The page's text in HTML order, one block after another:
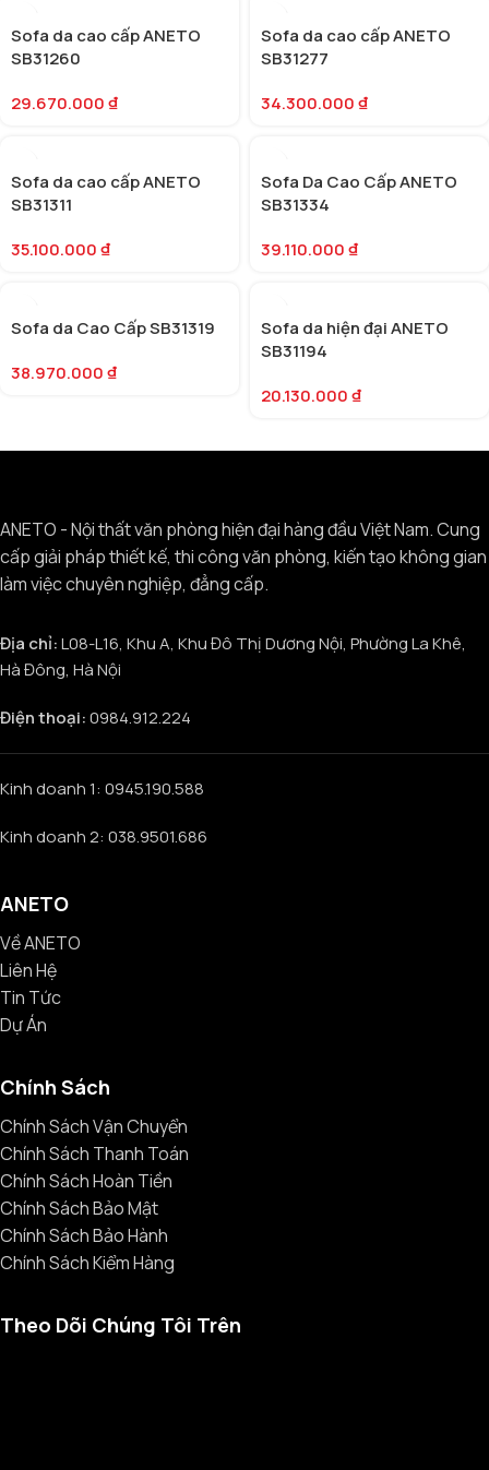
Sofa da cao cấp ANETO
SB31260
29.670.000₫
Sofa da cao cấp ANETO
SB31277
34.300.000₫
Sofa da cao cấp ANETO
SB31311
35.100.000₫
Sofa Da Cao Cấp ANETO
SB31334
39.110.000₫
Sofa da Cao Cấp SB31319
38.970.000₫
Sofa da hiện đại ANETO
SB31194
20.130.000₫
ANETO - Nội thất văn phòng hiện đại hàng đầu Việt Nam. Cung
cấp giải pháp thiết kế, thi công văn phòng, kiến tạo không gian
làm việc chuyên nghiệp, đẳng cấp.
Địa chỉ:L08-L16, Khu A, Khu Đô Thị Dương Nội, Phường La Khê,
Hà Đông, Hà Nội
Điện thoại:0984.912.224
Kinh doanh 1: 0945.190.588
Kinh doanh 2: 038.9501.686
ANETO
Về ANETO
Liên Hệ
Tin Tức
Dự Án
Chính Sách
Chính Sách Vận Chuyển
Chính Sách Thanh Toán
Chính Sách Hoàn Tiền
Chính Sách Bảo Mật
Chính Sách Bảo Hành
Chính Sách Kiểm Hàng
Theo Dõi Chúng Tôi Trên